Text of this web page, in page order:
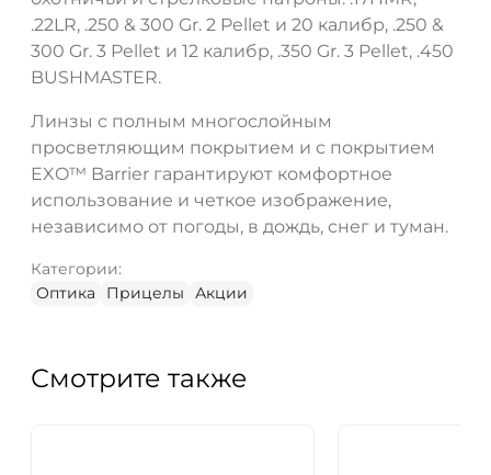
.22LR, .250 & 300 Gr. 2 Pellet и 20 калибр, .250 &
300 Gr. 3 Pellet и 12 калибр, .350 Gr. 3 Pellet, .450
BUSHMASTER.
Линзы с полным многослойным
просветляющим покрытием и с покрытием
EXO™ Barrier гарантируют комфортное
использование и четкое изображение,
независимо от погоды, в дождь, снег и туман.
Категории:
Оптика
Прицелы Акции
Смотрите также